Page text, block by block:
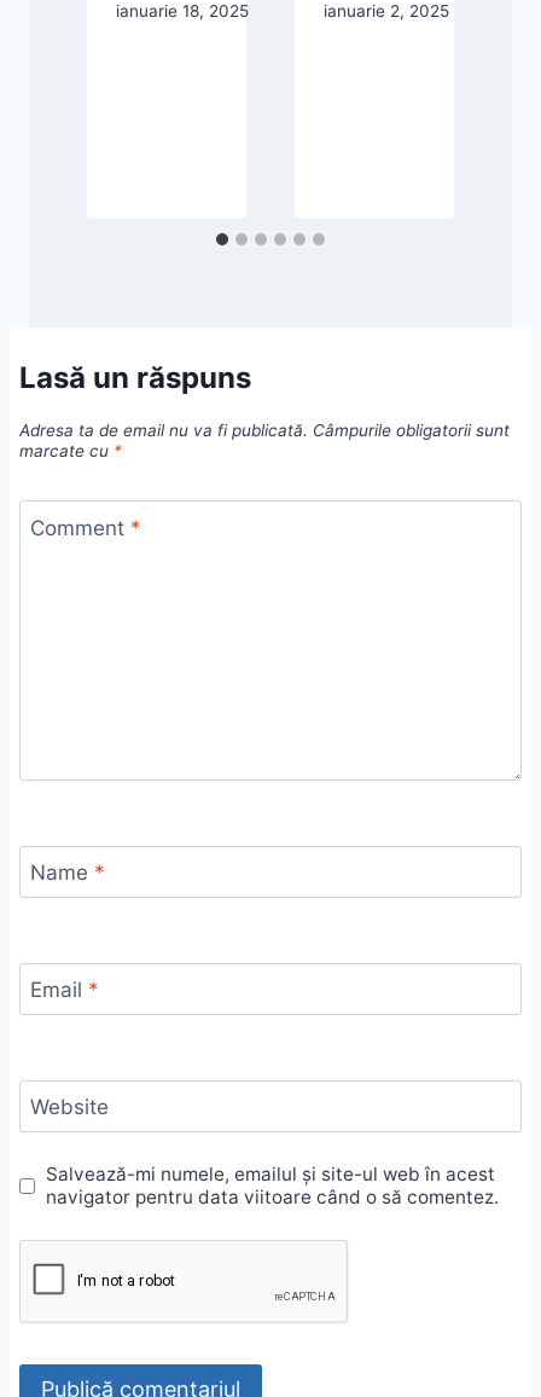
ianuarie 18, 2025
ianuarie 2, 2025
Lasă un răspuns
Adresa ta de email nu va fi publicată. Câmpurile obligatorii sunt
marcate cu *
Comment *
Name *
Email *
Website
Salvează-mi numele, emailul și site-ul web în acest
navigator pentru data viitoare când o să comentez.